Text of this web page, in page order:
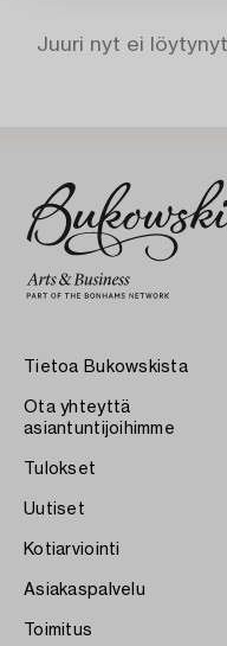
Juuri nyt ei
Tietoa Bukowskista
Ota yhteyttä
asiantuntijoihimme
Tulokset
Uutiset
Kotiarviointi
Asiakaspalvelu
Toimitus